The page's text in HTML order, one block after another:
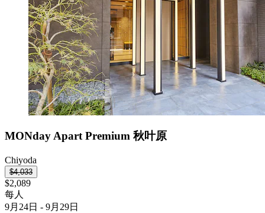
MONday Apart Premium 秋叶原
Chiyoda
$4,033
$2,089
每人
9月24日 - 9月29日